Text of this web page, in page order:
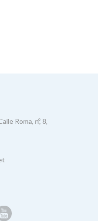
Roma, nº, 8,